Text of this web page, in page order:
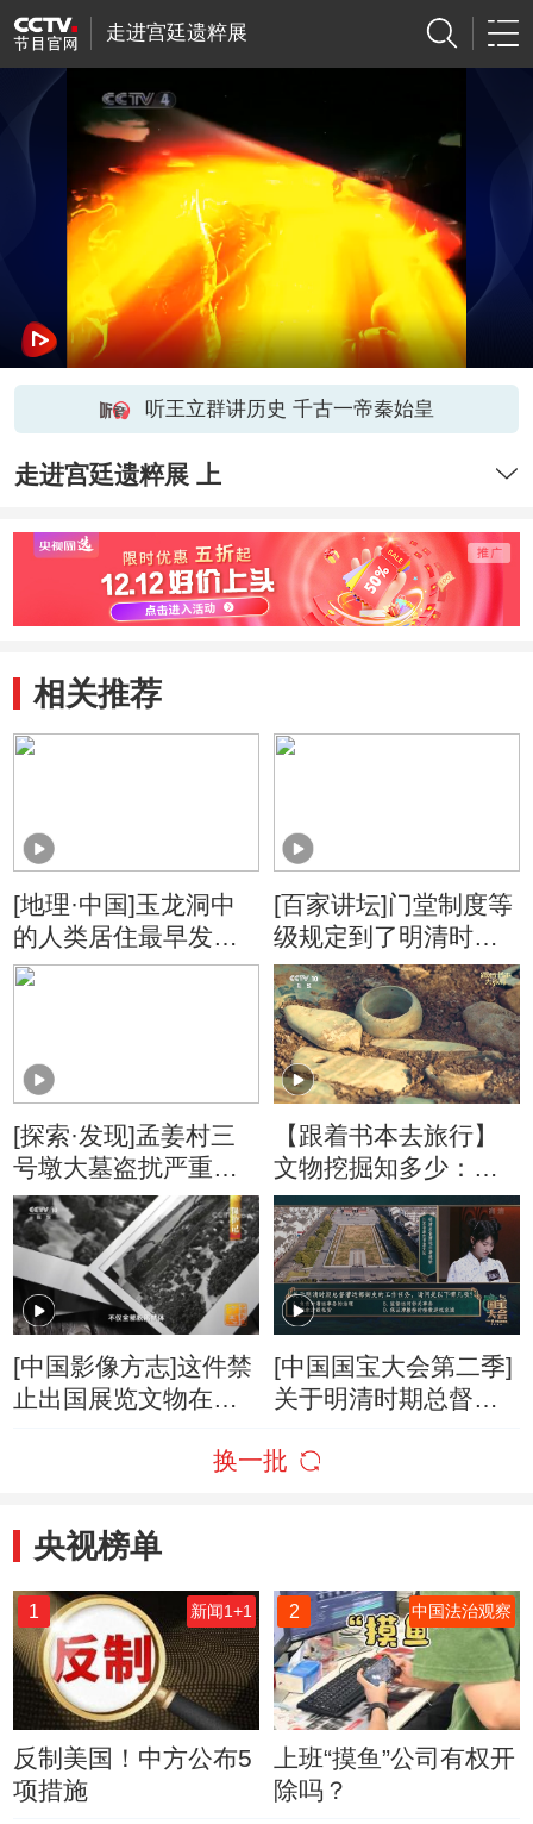
走进宫廷遗粹展
听王立群讲历史 千古一帝秦始皇
走进宫廷遗粹展 上
相关推荐
[地理·中国]玉龙洞中
的人类居住最早发生
在明清时期
[百家讲坛]门堂制度等
级规定到了明清时期
已经非常成熟
[探索·发现]孟姜村三
号墩大墓盗扰严重却
仍出土了二百多件文
物
【跟着书本去旅行】
文物挖掘知多少：保
存环境里的水对文物
保存至关重要！
[中国影像方志]这件禁
止出国展览文物在他
[中国国宝大会第二季]
关于明清时期总督漕
务，请问是以下哪几
换一批
央视榜单
1 新闻1+1
反制美国！中方公布5
项措施
2 中国法治观察
上班“摸鱼”公司有权开
除吗？